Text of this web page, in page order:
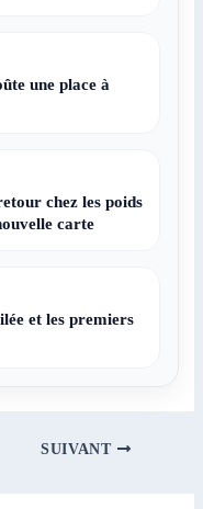
une place à
chez les poids
carte
et les premiers
SUIVANT